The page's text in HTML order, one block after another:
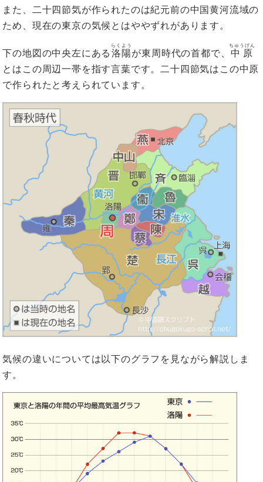
また、二十四節気が作られたのは紀元前の中国黄河流域の
ため、現在の東京の気候とはややずれがあります。
下の地図の中央左にある 洛陽
らくよう
が東周時代の首都で、 中原
ちゅうげん
とはこの周辺一帯を指す言葉です。二十四節気はこの中原
で作られたと考えられています。
気候の違いについては以下のグラフを見ながら解説しま
す。